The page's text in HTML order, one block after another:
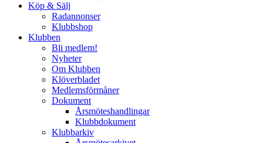
Köp & Sälj
Radannonser
Klubbshop
Klubben
Bli medlem!
Nyheter
Om Klubben
Klöverbladet
Medlemsförmåner
Dokument
Årsmöteshandlingar
Klubbdokument
Klubbarkiv